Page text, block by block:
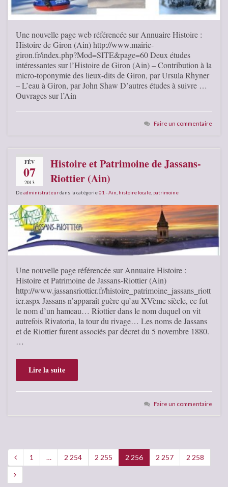
Une nouvelle page web référencée sur Annuaire Histoire :
Histoire de Giron (Ain) http://www.mairie-
giron.fr/index.php?Mod=SITE&page=60 Deux études
intéressantes sur l’Histoire de Giron (Ain) – Contribution à la
micro-toponymie des lieux-dits de Giron, par Ursula Rhyner
– L’eau à Giron, par John Shaw D’autres études à suivre …
Ouvrages sur l’Ain
Faire un commentaire
FÉV
07
2013
Histoire et Patrimoine de Jassans-
Riottier (Ain)
Deadministrateurdans la catégorie01 - Ain, histoire locale, patrimoine
Une nouvelle page référencée sur Annuaire Histoire :
Histoire et Patrimoine de Jassans-Riottier (Ain)
http://www.jassansriottier.fr/histoire_patrimoine_jassans_riott
ier.aspx Jassans n’apparaît guère qu’au XVème siècle, ce fut
le nom d’un hameau… Riottier dans le nom duquel on vit
autrefois Rivatoria, la tour du rivage… Les noms de Jassans
et de Riottier furent associés par décret du 5 novembre 1880.
…
Lire la suite
Faire un commentaire
1 … 2 254 2 255 2 256 2 257 2 258